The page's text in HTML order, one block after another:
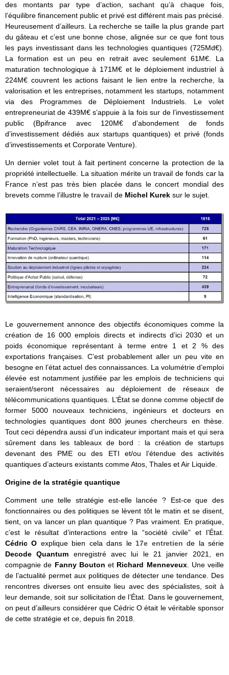
des montants par type d’action, sachant qu’à chaque fois,
l’équilibre financement public et privé est différent mais pas précisé.
Heureusement d’ailleurs. La recherche se taille la plus grande part
du gâteau et c’est une bonne chose, alignée sur ce que font tous
les pays investissant dans les technologies quantiques (725Md€).
La formation est un peu en retrait avec seulement 61M€. La
maturation technologique à 171M€ et le déploiement industriel à
224M€ couvrent les actions faisant le lien entre la recherche, la
valorisation et les entreprises, notamment les startups, notamment
via des Programmes de Déploiement Industriels. Le volet
entrepreneuriat de 439M€ s’appuie à la fois sur de l’investissement
public (Bpifrance avec 120M€ d’abondement de fonds
d’investissement dédiés aux startups quantiques) et privé (fonds
d’investissements et Corporate Venture).
Un dernier volet tout à fait pertinent concerne la protection de la
propriété intellectuelle. La situation mérite un travail de fonds car la
France n’est pas très bien placée dans le concert mondial des
brevets comme l’illustre le travail de Michel Kurek sur le sujet.
Le gouvernement annonce des objectifs économiques comme la
création de 16 000 emplois directs et indirects d’ici 2030 et un
poids économique représentant à terme entre 1 et 2 % des
exportations françaises. C’est probablement aller un peu vite en
besogne en l’état actuel des connaissances. La volumétrie d’emploi
élevée est notamment justifiée par les emplois de techniciens qui
seraient/seront nécessaires au déploiement de réseaux de
télécommunications quantiques. L’État se donne comme objectif de
former 5000 nouveaux techniciens, ingénieurs et docteurs en
technologies quantiques dont 800 jeunes chercheurs en thèse.
Tout ceci dépendra aussi d’un indicateur important mais et qui sera
sûrement dans les tableaux de bord : la création de startups
devenant des PME ou des ETI et/ou l’étendue des activités
quantiques d’acteurs existants comme Atos, Thales et Air Liquide.
Origine de la stratégie quantique
Comment une telle stratégie est-elle lancée ? Est-ce que des
fonctionnaires ou des politiques se lèvent tôt le matin et se disent,
tient, on va lancer un plan quantique ? Pas vraiment. En pratique,
c’est le résultat d’interactions entre la “société civile” et l’État.
Cédric O explique bien cela dans le 17e entretien de la série
Decode Quantum enregistré avec lui le 21 janvier 2021, en
compagnie de Fanny Bouton et Richard Menneveux. Une veille
de l’actualité permet aux politiques de détecter une tendance. Des
rencontres diverses ont ensuite lieu avec des spécialistes, soit à
leur demande, soit sur sollicitation de l’État. Dans le gouvernement,
on peut d’ailleurs considérer que Cédric O était le véritable sponsor
de cette stratégie et ce, depuis fin 2018.